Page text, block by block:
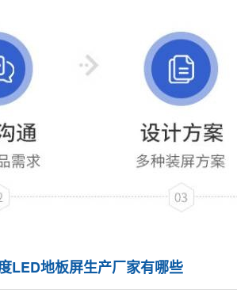
LED地板屏生产厂家有哪些